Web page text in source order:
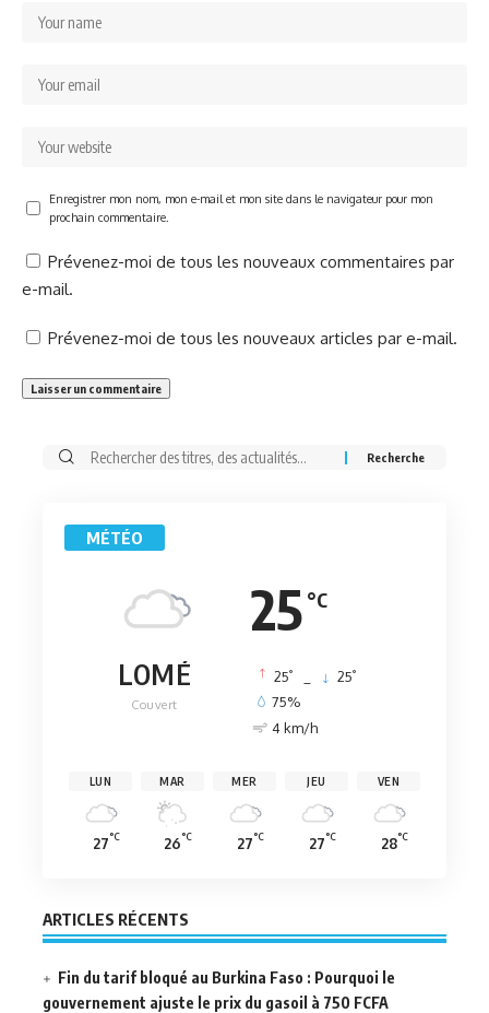
Enregistrer mon nom, mon e-mail et mon site dans le navigateur pour mon
prochain commentaire.
Prévenez-moi de tous les nouveaux commentaires par
e-mail.
Prévenez-moi de tous les nouveaux articles par e-mail.
Rechercher:
MÉTÉO
25 °C
LOMÉ
Couvert
25° 25°
75%
4 km/h
LUN
27°C
MAR
26°C
MER
27°C
JEU
27°C
VEN
28°C
ARTICLES RÉCENTS
Fin du tarif bloqué au Burkina Faso : Pourquoi le
gouvernement ajuste le prix du gasoil à 750 FCFA